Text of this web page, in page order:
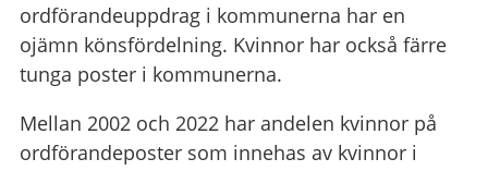
ordförandeuppdrag i kommunerna har en
ojämn könsfördelning. Kvinnor har också färre
tunga poster i kommunerna.
Mellan 2002 och 2022 har andelen kvinnor på
ordförandeposter som innehas av kvinnor i